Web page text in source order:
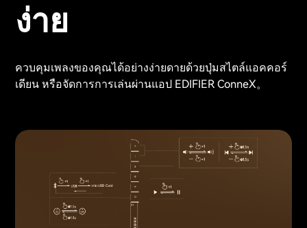
ง่าย
ควบคุมเพลงของคุณได้อย่างง่ายดายด้วยปุ่มสไตล์แอคคอร์
เดียน หรือจัดการการเล่นผ่านแอป EDIFIER ConneX。